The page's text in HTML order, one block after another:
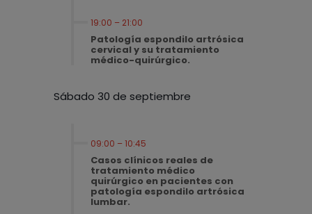
19:00 – 21:00
Patología espondilo artrósica
cervical y su tratamiento
médico-quirúrgico.
Sábado 30 de septiembre
09:00 – 10:45
Casos clínicos reales de
tratamiento médico
quirúrgico en pacientes con
patología espondilo artrósica
lumbar.